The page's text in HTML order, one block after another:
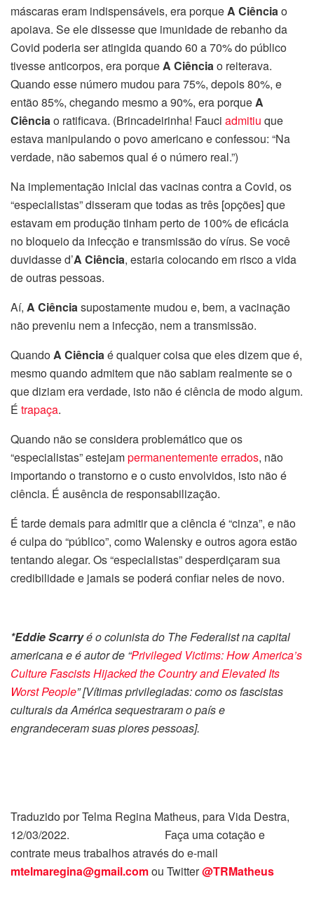
máscaras eram indispensáveis, era porqueA Ciênciao
apoiava. Se ele dissesse que imunidade de rebanho da
Covid poderia ser atingida quando 60 a 70% do público
tivesse anticorpos, era porqueA Ciênciao reiterava.
Quando esse número mudou para 75%, depois 80%, e
então 85%, chegando mesmo a 90%, era porqueA
Ciênciao ratificava. (Brincadeirinha! Fauci admitiu que
estava manipulando o povo americano e confessou: “Na
verdade, não sabemos qual é o número real.”)
Na implementação inicial das vacinas contra a Covid, os
“especialistas” disseram que todas as três [opções] que
estavam em produção tinham perto de 100% de eficácia
no bloqueio da infecção e transmissão do vírus. Se você
duvidasse d’A Ciência, estaria colocando em risco a vida
de outras pessoas.
Aí, A Ciênciasupostamente mudou e, bem, a vacinação
não preveniu nem a infecção, nem a transmissão.
QuandoA Ciênciaé qualquer coisa que eles dizem que é,
mesmo quando admitem que não sabiam realmente se o
que diziam era verdade, isto não é ciência de modo algum.
É trapaça.
Quando não se considera problemático que os
“especialistas” estejampermanentemente errados, não
importando o transtorno e o custo envolvidos, isto não é
ciência. É ausência de responsabilização.
É tarde demais para admitir que a ciência é “cinza”, e não
é culpa do “público”, como Walensky e outros agora estão
tentando alegar. Os “especialistas” desperdiçaram sua
credibilidade e jamais se poderá confiar neles de novo.
*Eddie Scarryé o colunista do The Federalist na capital
americana e é autor de “Privileged Victims: How America’s
Culture Fascists Hijacked the Country and Elevated Its
Worst People” [Vítimas privilegiadas: como os fascistas
culturais da América sequestraram o país e
engrandeceram suas piores pessoas].
Traduzido por Telma Regina Matheus, para Vida Destra,
12/03/2022. Faça uma cotação e
contrate meus trabalhos através do e-mail
mtelmaregina@gmail.comou Twitter@TRMatheus